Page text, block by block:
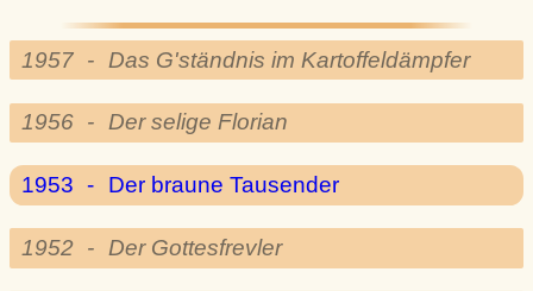
1957 - Das G'ständnis im Kartoffeldämpfer
1956 - Der selige Florian
1953 - Der braune Tausender
1952 - Der Gottesfrevler